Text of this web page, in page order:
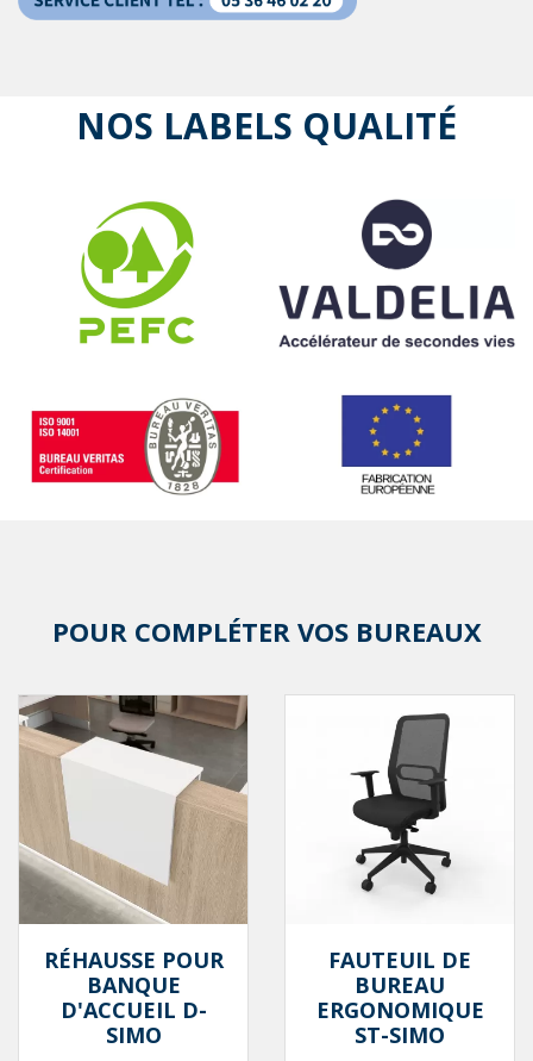
NOS LABELS QUALITÉ
POUR COMPLÉTER VOS BUREAUX
RÉHAUSSE POUR
BANQUE
D'ACCUEIL D-
SIMO
FAUTEUIL DE
BUREAU
ERGONOMIQUE
ST-SIMO